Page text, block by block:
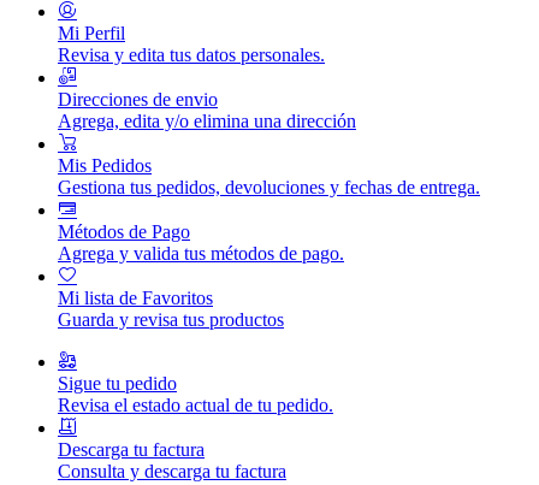
Mi Perfil
Revisa y edita tus datos personales.
Direcciones de envio
Agrega, edita y/o elimina una dirección
Mis Pedidos
Gestiona tus pedidos, devoluciones y fechas de entrega.
Métodos de Pago
Agrega y valida tus métodos de pago.
Mi lista de Favoritos
Guarda y revisa tus productos
Sigue tu pedido
Revisa el estado actual de tu pedido.
Descarga tu factura
Consulta y descarga tu factura